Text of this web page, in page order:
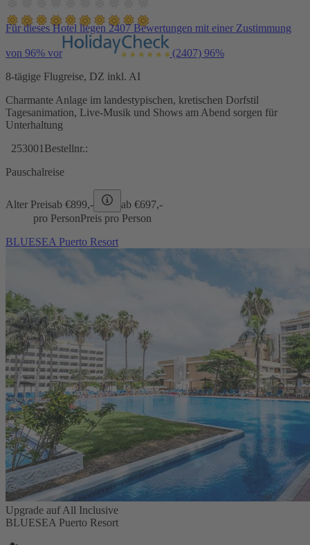
Für dieses Hotel liegen 2407 Bewertungen mit einer Zustimmung
von 96% vor (2407) 96%
8-tägige Flugreise, DZ inkl. AI
Charmante Anlage im landestypischen, kretischen Dorfstil
Tagesanimation, Live-Musik und Shows am Abend sorgen für
Unterhaltung
253001 Bestellnr.:
Pauschalreise
Alter Preisab €899,- ab €697,-
pro PersonPreis pro Person
BLUESEA Puerto Resort
Upgrade auf All Inclusive
BLUESEA Puerto Resort